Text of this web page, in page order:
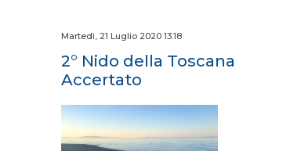
Martedì, 21 Luglio 2020 13:18
2° Nido della Toscana
Accertato